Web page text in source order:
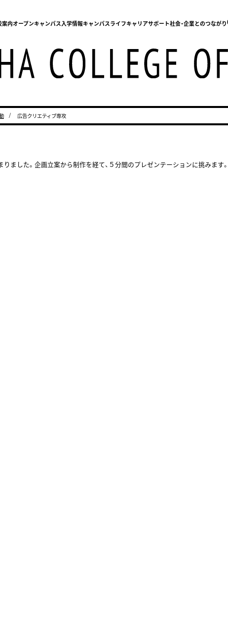
案内オープンキャンパス入学情報キャンパスライフキャリアサポート社会・企業とのつながり
広告クリエティブ専攻
ました。企画立案から制作を経て、５分間のプレゼンテーションに挑みます。